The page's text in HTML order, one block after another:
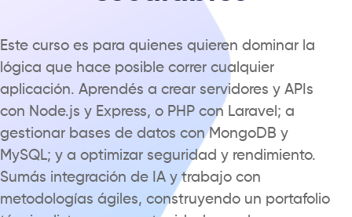
Este curso es para quienes quieren dominar la
lógica que hace posible correr cualquier
aplicación. Aprendés a crear servidores y APIs
con Node.js y Express, o PHP con Laravel; a
gestionar bases de datos con MongoDB y
MySQL; y a optimizar seguridad y rendimiento.
Sumás integración de IA y trabajo con
metodologías ágiles, construyendo un portafolio